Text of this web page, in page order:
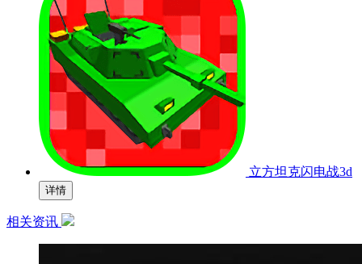
立方坦克闪电战3d
详情
相关资讯